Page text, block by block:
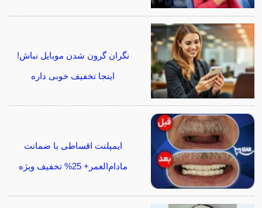
نگران گرون شدن موبایل نباش!
اینجا تخفیف خوبی داره
ایمپلنت اقساطی با ضمانت
مادام‌العمر+ 25% تخفیف ویژه